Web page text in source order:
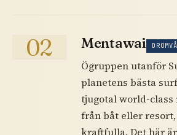
02 Mentawai
Ögruppen utanför
planetens bästa
tjugotal world-
från båt eller
kraftfulla. Det här